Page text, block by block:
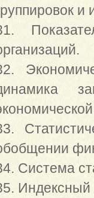
и
Система
Индексный